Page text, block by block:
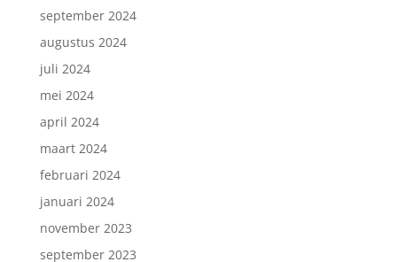
september 2024
augustus 2024
juli 2024
mei 2024
april 2024
maart 2024
februari 2024
januari 2024
november 2023
september 2023